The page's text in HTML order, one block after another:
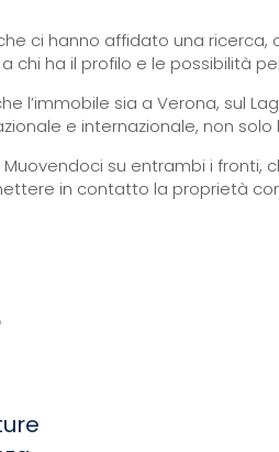
ci hanno affidato una ricerca,
ha il profilo e le possibilità
l’immobile sia a Verona, sul
e internazionale, non solo
su entrambi i fronti,
in contatto la proprietà